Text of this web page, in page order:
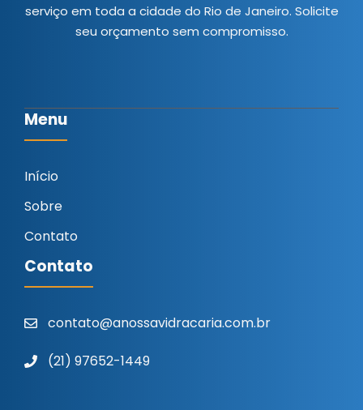
serviço em toda a cidade do Rio de Janeiro. Solicite
seu orçamento sem compromisso.
Menu
Início
Sobre
Contato
Contato
contato@anossavidracaria.com.br
(21) 97652-1449